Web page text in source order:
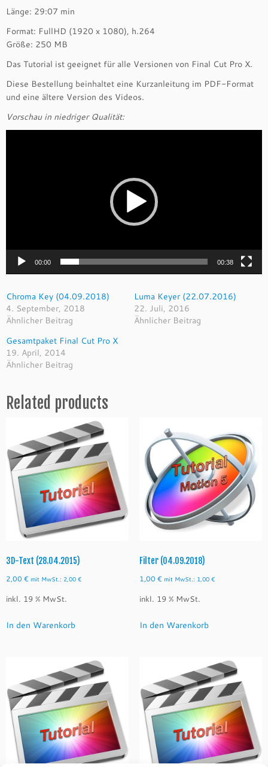
n
i
t
y
Länge: 29:07 min
Format: FullHD (1920 x 1080), h.264
Größe: 250 MB
Das Tutorial ist geeignet für alle Versionen von Final Cut Pro X.
Diese Bestellung beinhaltet eine Kurzanleitung im PDF-Format
und eine ältere Version des Videos.
Vorschau in niedriger Qualität:
00:00 00:38
Chroma Key (04.09.2018)
4. September, 2018
Ähnlicher Beitrag
Luma Keyer (22.07.2016)
22. Juli, 2016
Ähnlicher Beitrag
Gesamtpaket Final Cut Pro X
19. April, 2014
Ähnlicher Beitrag
Related products
3D-Text (28.04.2015)
2,00 € mit MwSt.: 2,00 €
inkl. 19 % MwSt.
In den Warenkorb
Filter (04.09.2018)
1,00 € mit MwSt.: 1,00 €
inkl. 19 % MwSt.
In den Warenkorb